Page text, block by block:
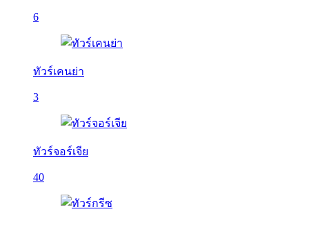
6
ทัวร์เคนย่า
3
ทัวร์จอร์เจีย
40